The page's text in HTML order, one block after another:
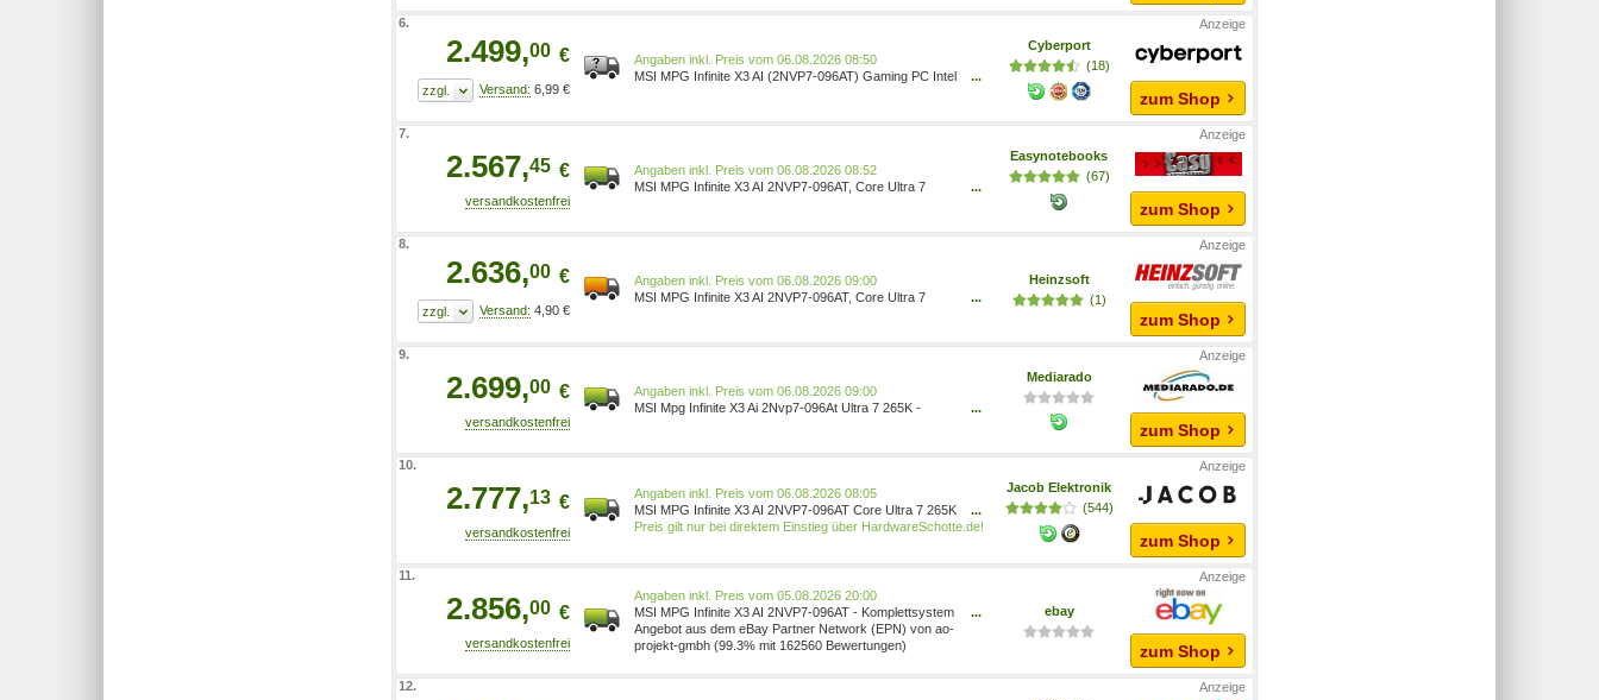
6.
2.499,00 €
6,99 €
Preis vom 06.08.2026 08:50
MSI MPG Infinite X3 AI (2NVP7-096AT) Gaming PC Intel
...
Cyberport
(18)
zum Shop
7.
2.567,45 €
Preis vom 06.08.2026 08:52
MSI MPG Infinite X3 AI 2NVP7-096AT, Core Ultra 7
...
Easynotebooks
(67)
zum Shop
8.
2.636,00 €
4,90 €
Preis vom 06.08.2026 09:00
MSI MPG Infinite X3 AI 2NVP7-096AT, Core Ultra 7
...
Heinzsoft
(1)
zum Shop
9.
2.699,00 €
Preis vom 06.08.2026 09:00
MSI Mpg Infinite X3 Ai 2Nvp7-096At Ultra 7 265K -
...
Mediarado
zum Shop
10.
2.777,13 €
Preis vom 06.08.2026 08:05
MSI MPG Infinite X3 AI 2NVP7-096AT Core Ultra 7 265K
RTX 5070 32GB/1TB Win11 (00B94211-096)
...
Preis gilt nur bei direktem Einstieg über HardwareSchotte.de!
Jacob Elektronik
(544)
zum Shop
11.
2.856,00 €
Preis vom 05.08.2026 20:00
MSI MPG Infinite X3 AI 2NVP7-096AT - Komplettsystem
- Core Ultra 7 00B94211-096
...
Angebot aus dem eBay Partner Network (EPN) von ao-
projekt-gmbh (99.3% mit 162560 Bewertungen)
ebay
zum Shop
12.